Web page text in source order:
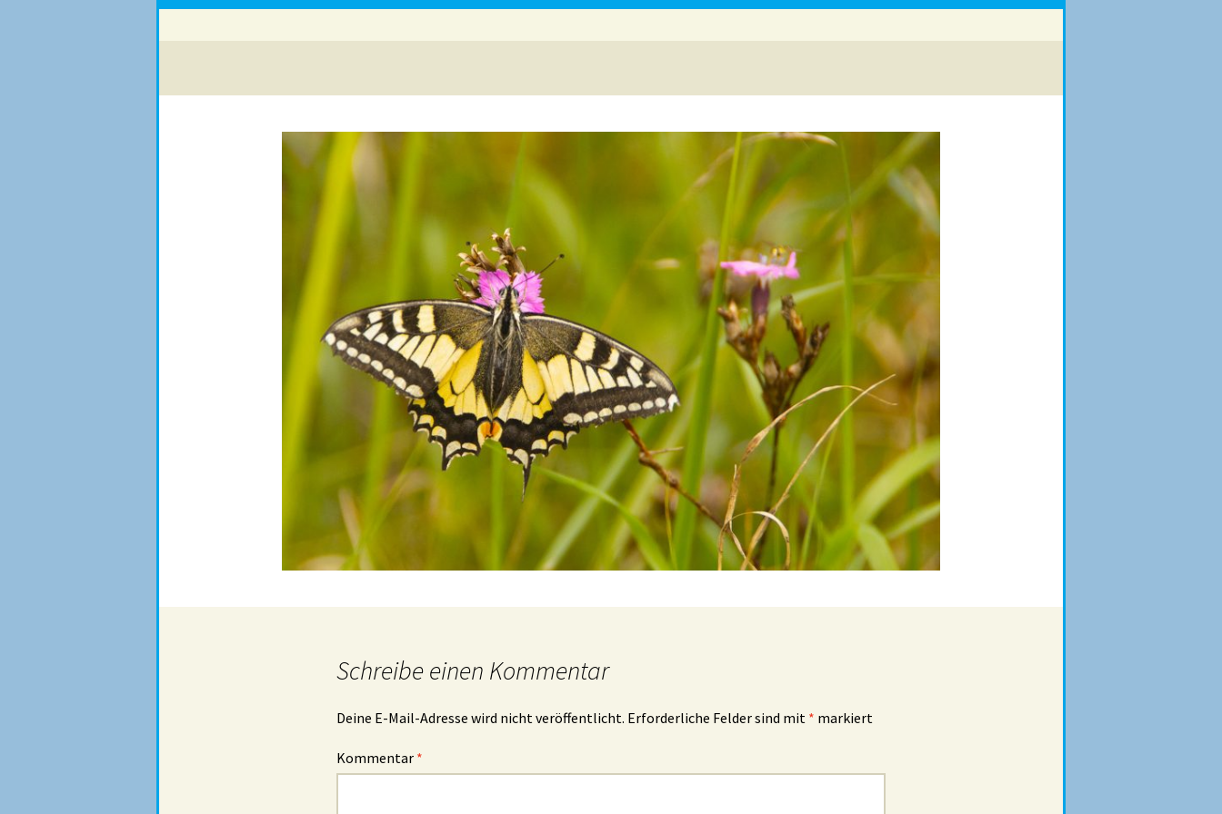
Schreibe einen Kommentar
Deine E-Mail-Adresse wird nicht veröffentlicht. Erforderliche Felder sind mit * markiert
Kommentar *